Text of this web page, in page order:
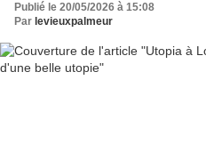
Publié le 20/05/2026 à 15:08
Par levieuxpalmeur